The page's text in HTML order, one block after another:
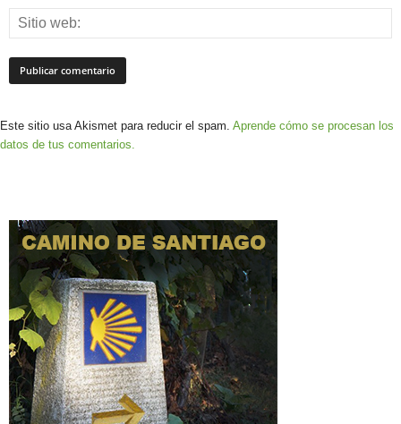
Este sitio usa Akismet para reducir el spam. Aprende cómo se procesan los
datos de tus comentarios.